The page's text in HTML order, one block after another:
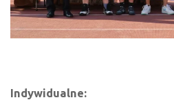
Indywidualne: